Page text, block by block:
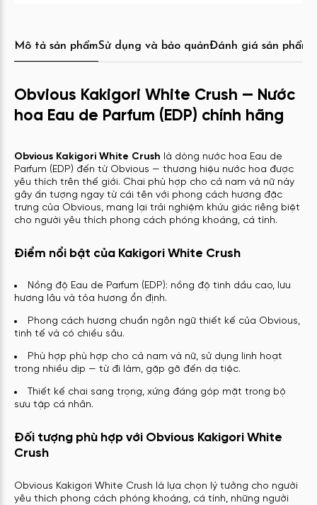
Mô tả sản phẩmSử dụng và bảo quảnĐánh giá sản phẩm
Obvious Kakigori White Crush — Nước
hoa Eau de Parfum (EDP) chính hãng
Obvious Kakigori White Crush là dòng nước hoa Eau de
Parfum (EDP) đến từ Obvious — thương hiệu nước hoa được
yêu thích trên thế giới. Chai phù hợp cho cả nam và nữ này
gây ấn tượng ngay từ cái tên với phong cách hương đặc
trưng của Obvious, mang lại trải nghiệm khứu giác riêng biệt
cho người yêu thích phong cách phóng khoáng, cá tính.
Điểm nổi bật của Kakigori White Crush
Nồng độ Eau de Parfum (EDP): nồng độ tinh dầu cao, lưu
hương lâu và tỏa hương ổn định.
Phong cách hương chuẩn ngôn ngữ thiết kế của Obvious,
tinh tế và có chiều sâu.
Phù hợp phù hợp cho cả nam và nữ, sử dụng linh hoạt
trong nhiều dịp — từ đi làm, gặp gỡ đến dạ tiệc.
Thiết kế chai sang trọng, xứng đáng góp mặt trong bộ
sưu tập cá nhân.
Đối tượng phù hợp với Obvious Kakigori White
Crush
Obvious Kakigori White Crush là lựa chọn lý tưởng cho người
yêu thích phong cách phóng khoáng, cá tính, những người